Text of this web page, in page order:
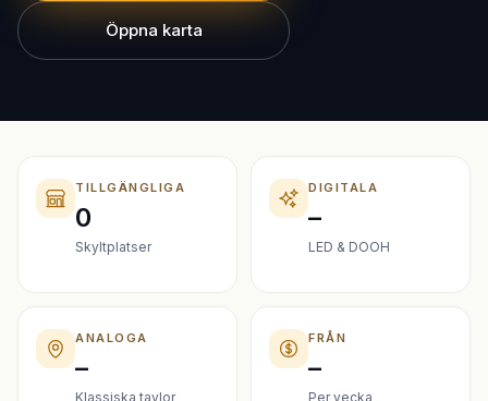
Öppna karta
TILLGÄNGLIGA
0
Skyltplatser
DIGITALA
–
LED & DOOH
ANALOGA
–
Klassiska tavlor
FRÅN
–
Per vecka